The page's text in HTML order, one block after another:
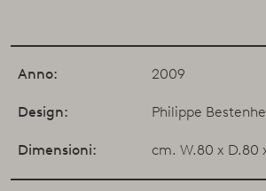
Anno: 2009
Design: Philippe
Dimensioni: cm. W.80 x D.80